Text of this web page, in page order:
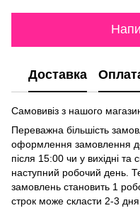
Доставка
Самовивіз з нашого
Переважна більшість
оформлення замовлення
після 15:00 чи у вихідні та
наступний робочий день.
замовлень становить 1
строк може скласти 2-3 дня.